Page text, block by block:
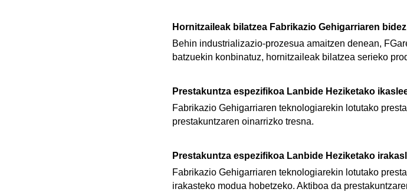
Hornitzaileak bilatzea Fabrikazio Gehigarriaren
Behin industrializazio-prozesua amaitzen denean,
batzuekin konbinatuz, hornitzaileak bilatzea serieko
Prestakuntza espezifikoa Lanbide Heziketako
Fabrikazio Gehigarriaren teknologiarekin lotutako
prestakuntzaren oinarrizko tresna.
Prestakuntza espezifikoa Lanbide Heziketako
Fabrikazio Gehigarriaren teknologiarekin lotutako
irakasteko modua hobetzeko. Aktiboa da